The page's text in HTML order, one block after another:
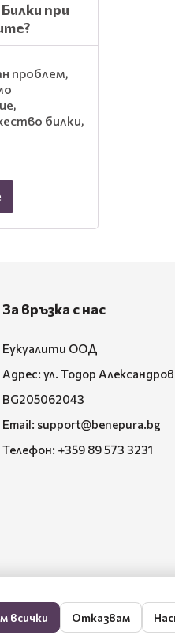
при
проблем,
билки,
За връзка с нас
Еукуалити ООД
Адрес: ул. Тодор
BG205062043
Email: support@benepura.bg
Телефон: +359 89 573 3231
всички Отказвам